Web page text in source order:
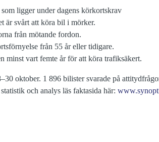
ligger under dagens körkortskrav
är svårt att köra bil i mörker.
från mötande fordon.
från 55 år eller tidigare.
minst vart femte år för att köra trafiksäkert.
oktober. 1 896 bilister svarade på
och analys läs faktasida här: